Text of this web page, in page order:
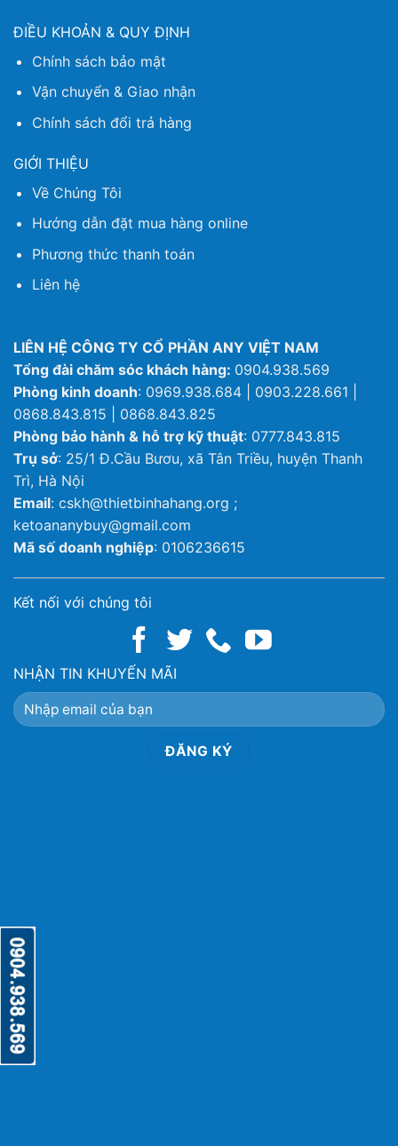
ĐIỀU KHOẢN & QUY ĐỊNH
Chính sách bảo mật
Vận chuyển & Giao nhận
Chính sách đổi trả hàng
GIỚI THIỆU
Về Chúng Tôi
Hướng dẫn đặt mua hàng online
Phương thức thanh toán
Liên hệ
LIÊN HỆ CÔNG TY CỔ PHẦN ANY VIỆT NAM
Tổng đài chăm sóc khách hàng: 0904.938.569
Phòng kinh doanh: 0969.938.684 | 0903.228.661 |
0868.843.815 | 0868.843.825
Phòng bảo hành & hỗ trợ kỹ thuật: 0777.843.815
Trụ sở: 25/1 Đ.Cầu Bươu, xã Tân Triều, huyện Thanh
Trì, Hà Nội
Email: cskh@thietbinhahang.org ;
ketoananybuy@gmail.com
Mã số doanh nghiệp: 0106236615
Kết nối với chúng tôi
NHẬN TIN KHUYẾN MÃI